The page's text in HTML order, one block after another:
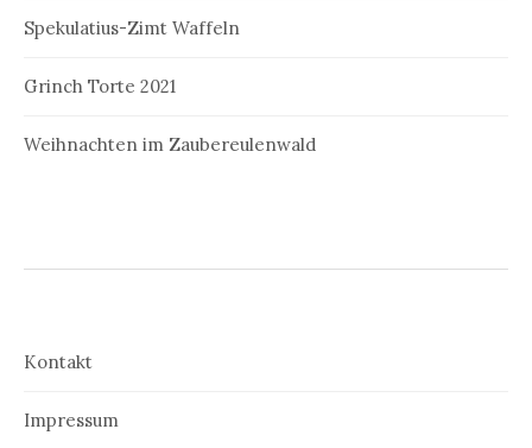
Spekulatius-Zimt Waffeln
Grinch Torte 2021
Weihnachten im Zaubereulenwald
Kontakt
Impressum